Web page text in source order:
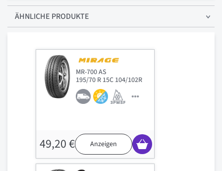
ÄHNLICHE PRODUKTE
MR-700 AS
195/70 R 15C 104/102R
49,20 € Anzeigen